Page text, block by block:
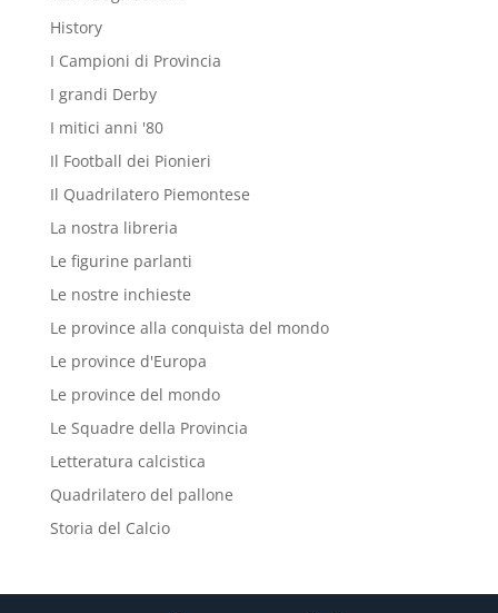
History
I Campioni di Provincia
I grandi Derby
I mitici anni '80
Il Football dei Pionieri
Il Quadrilatero Piemontese
La nostra libreria
Le figurine parlanti
Le nostre inchieste
Le province alla conquista del mondo
Le province d'Europa
Le province del mondo
Le Squadre della Provincia
Letteratura calcistica
Quadrilatero del pallone
Storia del Calcio